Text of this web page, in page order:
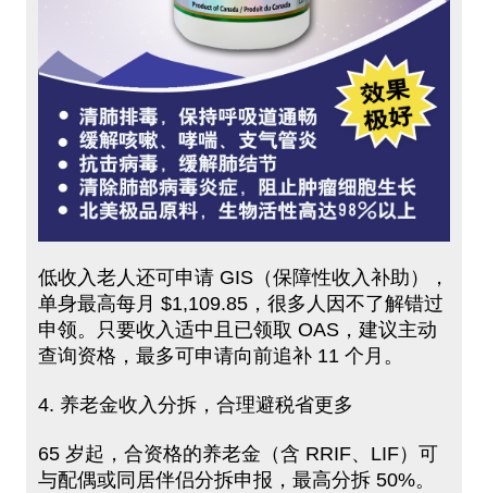
低收入老人还可申请 GIS（保障性收入补助），
单身最高每月 $1,109.85，很多人因不了解错过
申领。只要收入适中且已领取 OAS，建议主动
查询资格，最多可申请向前追补 11 个月。
4. 养老金收入分拆，合理避税省更多
65 岁起，合资格的养老金（含 RRIF、LIF）可
与配偶或同居伴侣分拆申报，最高分拆 50%。